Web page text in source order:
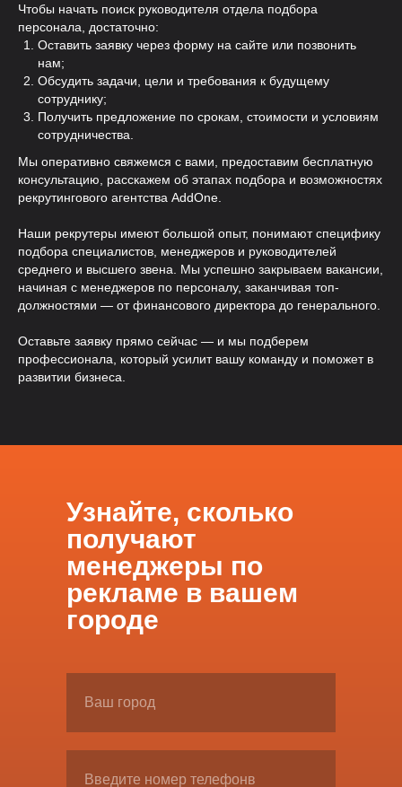
Чтобы начать поиск руководителя отдела подбора
персонала, достаточно:
Оставить заявку через форму на сайте или позвонить
нам;
Обсудить задачи, цели и требования к будущему
сотруднику;
Получить предложение по срокам, стоимости и условиям
сотрудничества.
Мы оперативно свяжемся с вами, предоставим бесплатную
консультацию, расскажем об этапах подбора и возможностях
рекрутингового агентства AddOne.
Наши рекрутеры имеют большой опыт, понимают специфику
подбора специалистов, менеджеров и руководителей
среднего и высшего звена. Мы успешно закрываем вакансии,
начиная с менеджеров по персоналу, заканчивая топ-
должностями — от финансового директора до генерального.
Оставьте заявку прямо сейчас — и мы подберем
профессионала, который усилит вашу команду и поможет в
развитии бизнеса.
Узнайте, сколько
получают
менеджеры по
рекламе в вашем
городе